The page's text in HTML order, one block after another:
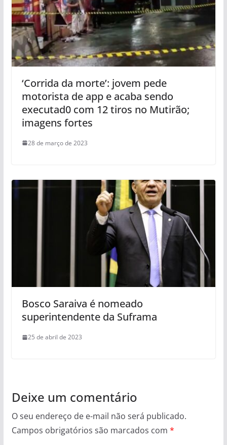
‘Corrida da morte’: jovem pede
motorista de app e acaba sendo
executad0 com 12 tiros no Mutirão;
imagens fortes
28 de março de 2023
Bosco Saraiva é nomeado
superintendente da Suframa
25 de abril de 2023
Deixe um comentário
O seu endereço de e-mail não será publicado.
Campos obrigatórios são marcados com *